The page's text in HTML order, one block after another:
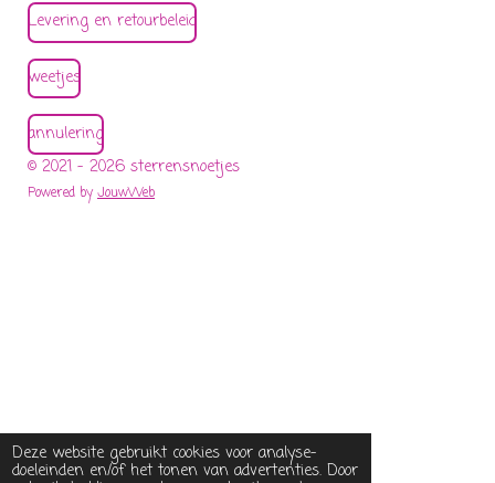
Deze website gebruikt cookies voor analyse-
doeleinden en/of het tonen van advertenties. Door
Levering en retourbeleid
weetjes
annulering
© 2021 - 2026 sterrensnoetjes
Powered by JouwWeb